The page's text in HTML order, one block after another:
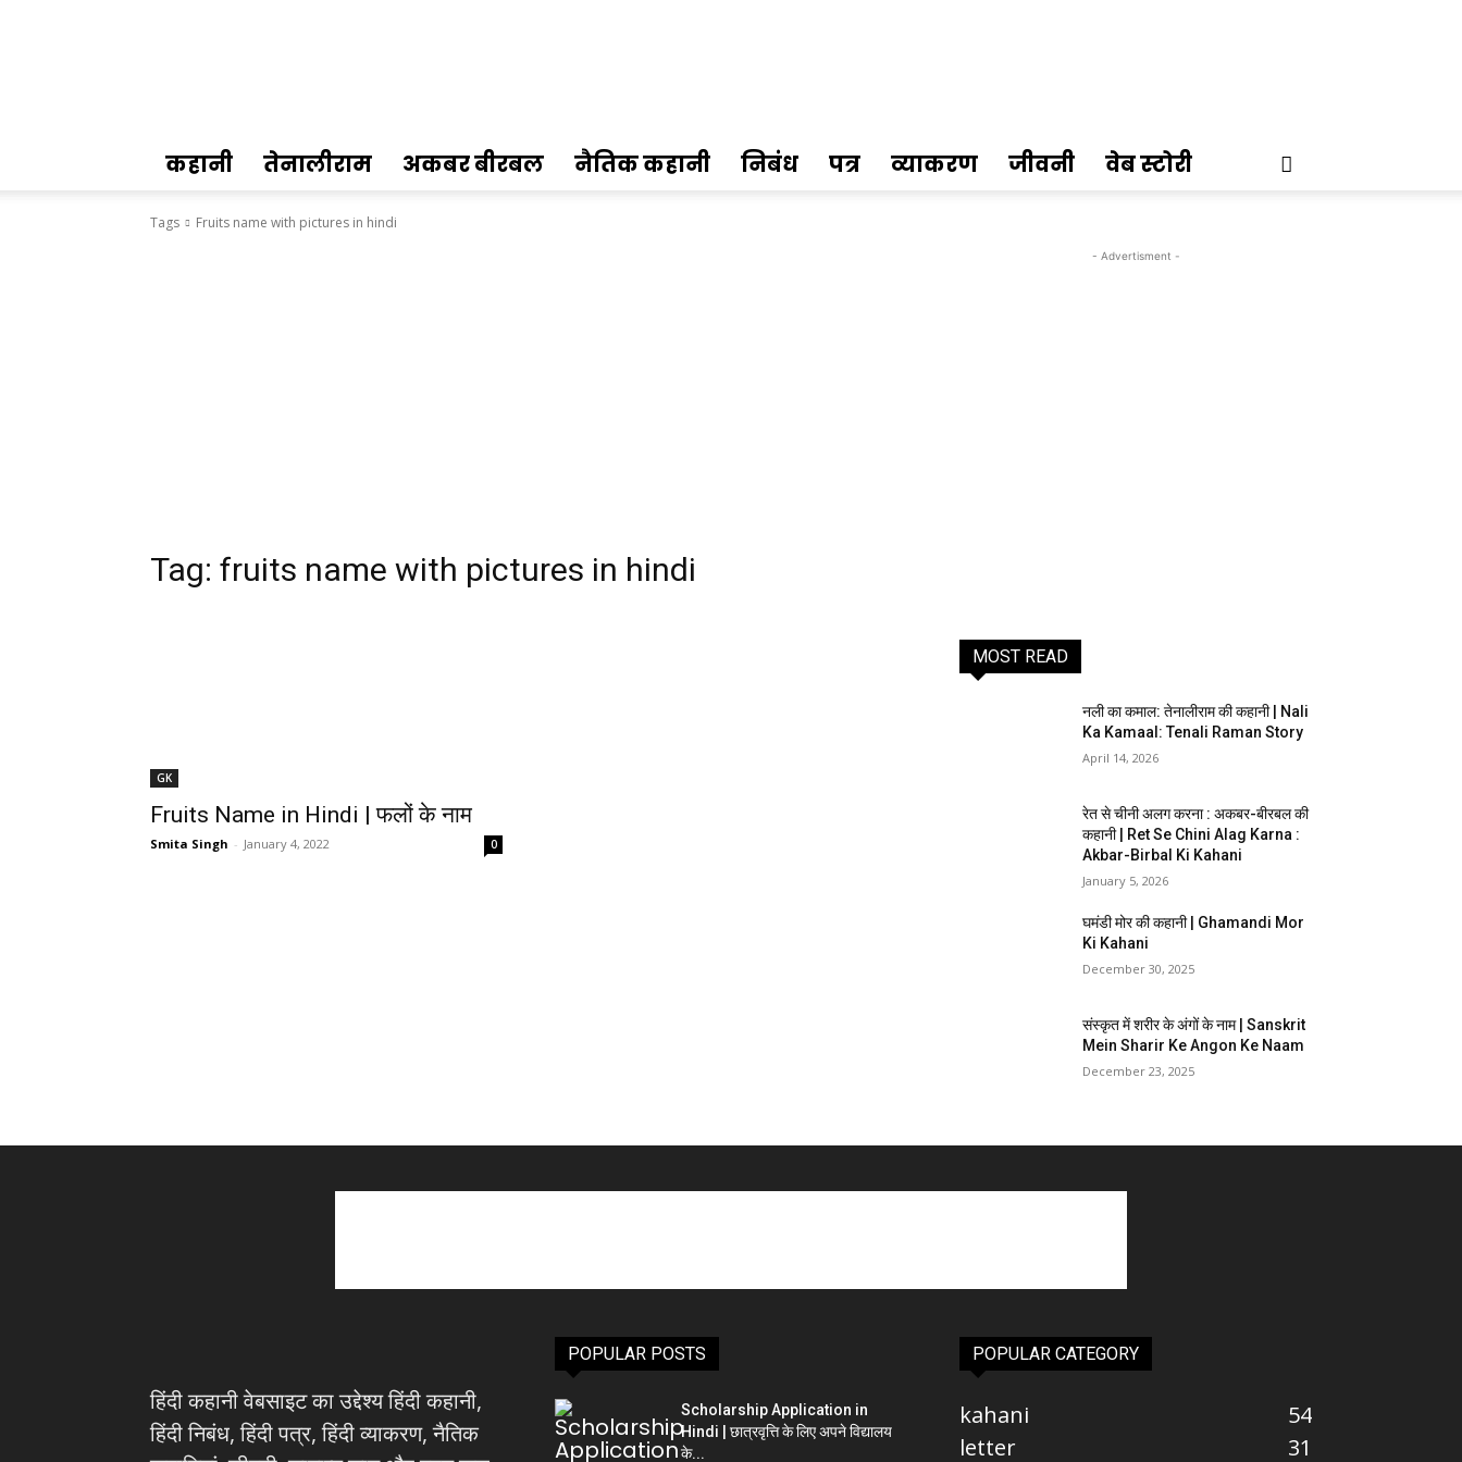
कहानी तेनालीराम अकबर बीरबल नैतिक कहानी निबंध पत्र व्याकरण जीवनी वेब स्टोरी
Tags Fruits name with pictures in hindi
Tag: fruits name with pictures in hindi
GK
Fruits Name in Hindi | फलों के नाम
Smita Singh - January 4, 2022 0
- Advertisment -
MOST READ
नली का कमाल: तेनालीराम की कहानी | Nali
Ka Kamaal: Tenali Raman Story
April 14, 2026
रेत से चीनी अलग करना : अकबर-बीरबल की
कहानी | Ret Se Chini Alag Karna :
Akbar-Birbal Ki Kahani
January 5, 2026
घमंडी मोर की कहानी | Ghamandi Mor
Ki Kahani
December 30, 2025
संस्कृत में शरीर के अंगों के नाम | Sanskrit
Mein Sharir Ke Angon Ke Naam
December 23, 2025
हिंदी कहानी वेबसाइट का उद्देश्य हिंदी कहानी,
हिंदी निबंध, हिंदी पत्र, हिंदी व्याकरण, नैतिक
POPULAR POSTS
Scholarship Application in
Hindi | छात्रवृत्ति के लिए अपने विद्यालय
के...
POPULAR CATEGORY
kahani
54
letter
31